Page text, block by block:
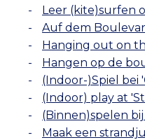
Leer (kite)surfen
Auf dem
Hanging out on
Hangen op de
(Indoor-)Spiel bei
(Indoor) play at
(Binnen)spelen
Maak een